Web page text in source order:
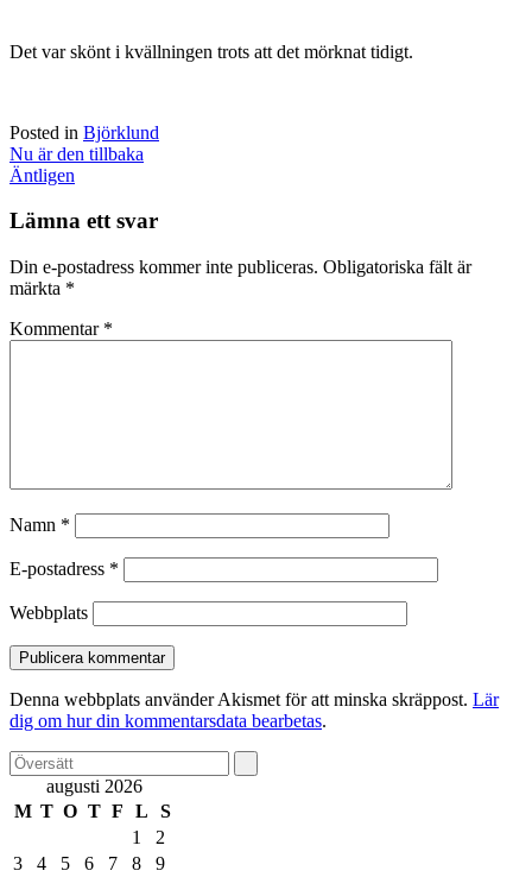
Det var skönt i kvällningen trots att det mörknat tidigt.
Posted in Björklund
Post
navigation
Nu är den tillbaka
Äntligen
Lämna ett svar
Din e-postadress kommer inte publiceras. Obligatoriska fält är
märkta *
Kommentar *
Namn *
E-postadress *
Webbplats
Denna webbplats använder Akismet för att minska skräppost. Lär
dig om hur din kommentarsdata bearbetas.
augusti 2026
M T O T F L
S
1
2
3
4 5 6 7 8
9